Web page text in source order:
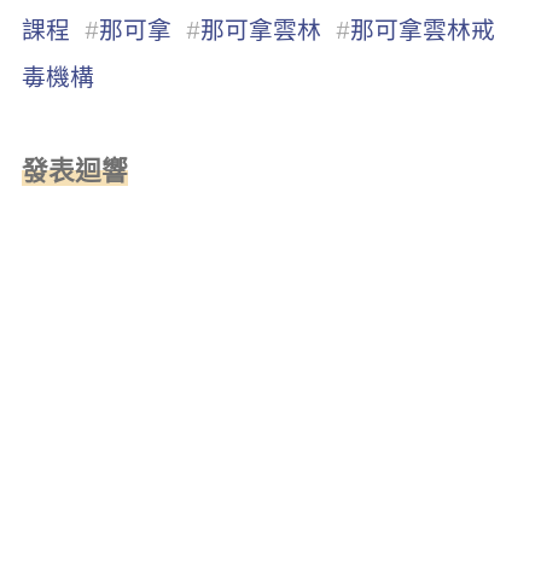
課程 #那可拿 #那可拿雲林 #那可拿雲林戒
毒機構
發表迴響